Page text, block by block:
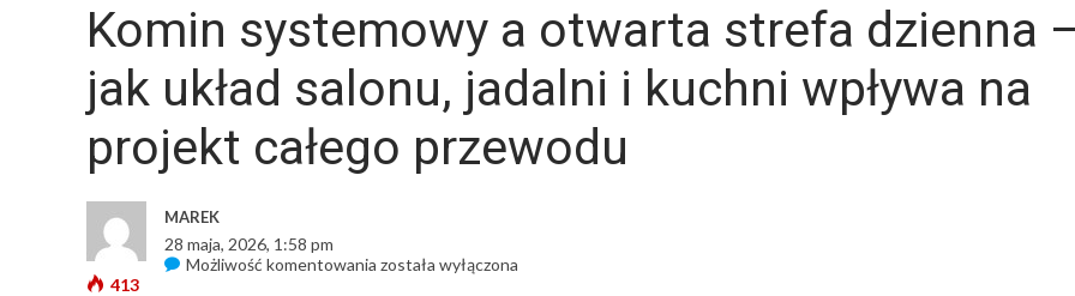
Komin systemowy a otwarta strefa dzienna
jak układ salonu, jadalni i kuchni wpływa na
projekt całego przewodu
MAREK
28 maja, 2026, 1:58 pm
Możliwość komentowania K
została wyłączona
413